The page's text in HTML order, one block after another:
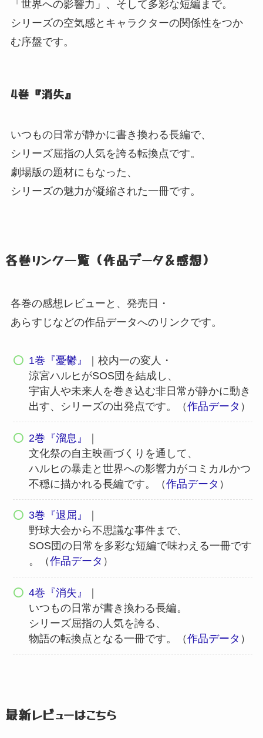
「世界への影響力」 、 そして多彩な短編まで。
シリーズの空気感とキャラクターの関係性をつか
む序盤です。
4巻『消失』
いつもの日常が静かに書き換わる長編で、
シリーズ屈指の人気を誇る転換点です。
劇場版の題材にもなった、
シリーズの魅力が凝縮された一冊です。
各巻リンク一覧（作品データ＆感想）
各巻の感想レビューと、 発売日・
あらすじなどの作品データへのリンクです。
1巻『憂鬱』
｜校内一の変人・
涼宮ハルヒがSOS団を結成し、
宇宙人や未来人を巻き込む非日常が静かに動き
出す、 シリーズの出発点です。 （作品データ ）
2巻『溜息』
｜
文化祭の自主映画づくりを通して、
ハルヒの暴走と世界への影響力がコミカルかつ
不穏に描かれる長編です。
（作品データ ）
3巻『退屈』
野球大会から不思議な事件まで、
SOS団の日常を多彩な短編で味わえる一冊です
。
（作品データ ）
4巻『消失』
いつもの日常が書き換わる長編。
シリーズ屈指の人気を誇る、
物語の転換点となる一冊です。
（作品データ ）
最新レビューはこちら